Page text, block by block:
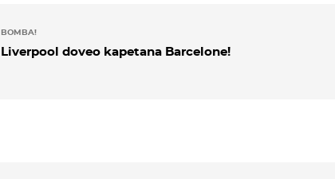
BOMBA!
Liverpool doveo kapetana Barcelone!